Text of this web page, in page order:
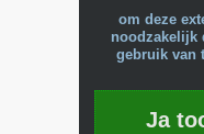
om deze
noodzakelijk
gebruik van
Ja